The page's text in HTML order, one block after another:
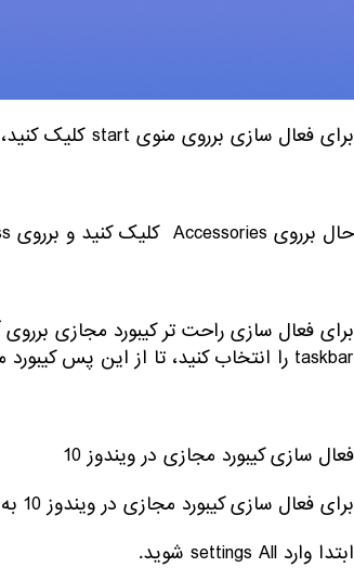
برای فعال سازی برروی منوی start کلیک کنید، برروی All Programs کلیک کنید،
حال برروی Accessories کلیک کنید و برروی Ease of Access کلیک کنید. و در نهایت برروی On Screen Keyboard کلیک کنید.
taskbar را انتخاب کنید، تا از این پس کیبورد مجازی همیشه در دسترس شما باشد.
فعال سازی کیبورد مجازی در ویندوز 10
برای فعال سازی کیبورد مجازی در ویندوز 10 به روش زیر عمل کنید:
ابتدا وارد settings All شوید.